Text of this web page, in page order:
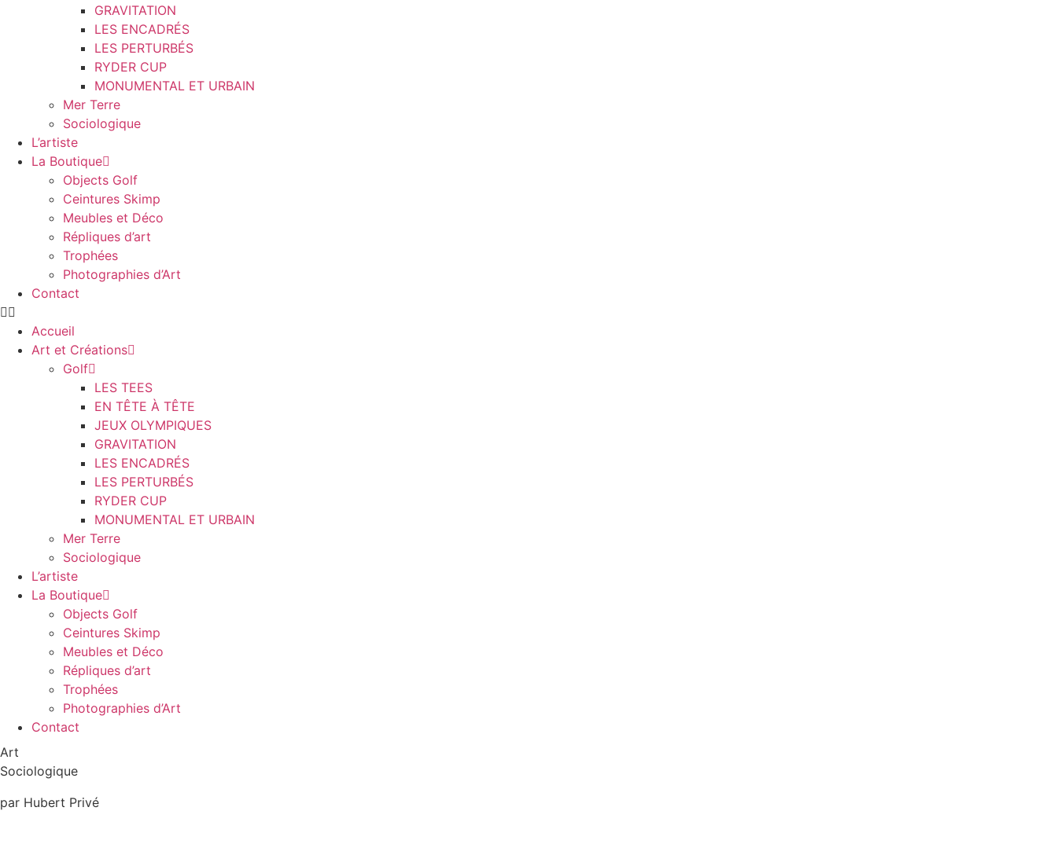
GRAVITATION
LES ENCADRÉS
LES PERTURBÉS
RYDER CUP
MONUMENTAL ET URBAIN
Mer Terre
Sociologique
L’artiste
La Boutique
Objects Golf
Ceintures Skimp
Meubles et Déco
Répliques d’art
Trophées
Photographies d’Art
Contact
Accueil
Art et Créations
Golf
LES TEES
EN TÊTE À TÊTE
JEUX OLYMPIQUES
GRAVITATION
LES ENCADRÉS
LES PERTURBÉS
RYDER CUP
MONUMENTAL ET URBAIN
Mer Terre
Sociologique
L’artiste
La Boutique
Objects Golf
Ceintures Skimp
Meubles et Déco
Répliques d’art
Trophées
Photographies d’Art
Contact
Art
Sociologique
par Hubert Privé